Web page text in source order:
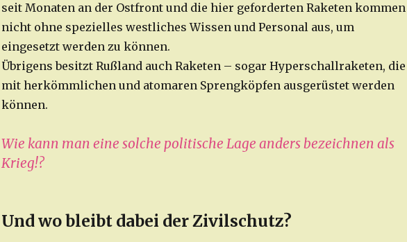
seit Monaten an der Ostfront und die hier geforderten Raketen kommen
nicht ohne spezielles westliches Wissen und Personal aus, um
eingesetzt werden zu können.
Übrigens besitzt Rußland auch Raketen – sogar Hyperschallraketen, die
mit herkömmlichen und atomaren Sprengköpfen ausgerüstet werden
können.
Wie kann man eine solche politische Lage anders bezeichnen als
Krieg!?
Und wo bleibt dabei der Zivilschutz?